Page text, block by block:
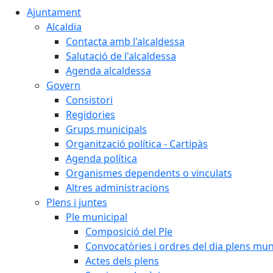
Ajuntament
Alcaldia
Contacta amb l'alcaldessa
Salutació de l'alcaldessa
Agenda alcaldessa
Govern
Consistori
Regidories
Grups municipals
Organització política - Cartipàs
Agenda política
Organismes dependents o vinculats
Altres administracions
Plens i juntes
Ple municipal
Composició del Ple
Convocatòries i ordres del dia plens
Actes dels plens